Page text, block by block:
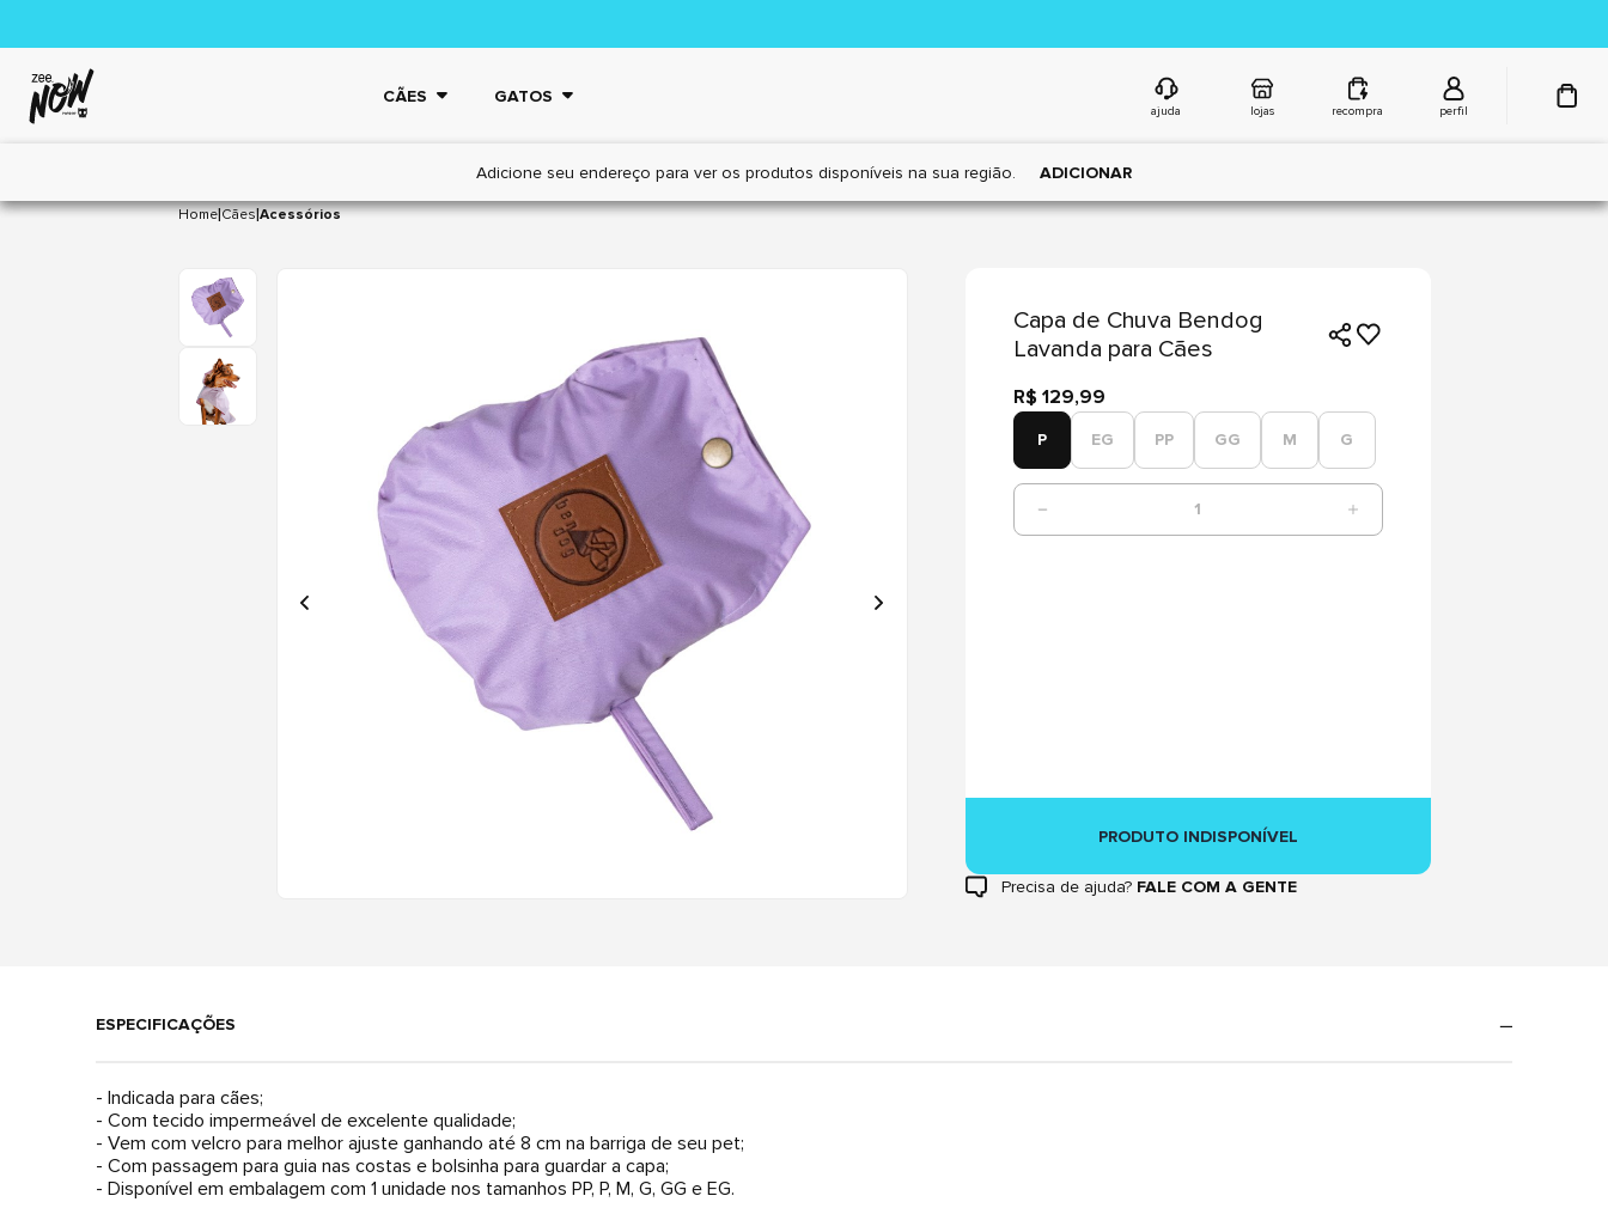
CÃES GATOS
ajuda lojas recompra perfil
Adicione seu endereço para ver os produtos disponíveis na sua região. ADICIONAR
Home|Cães|Acessórios
Capa de Chuva Bendog
Lavanda para Cães
R$ 129,99
P EG PP GG M G
1
PRODUTO INDISPONÍVEL
Precisa de ajuda? FALE COM A GENTE
ESPECIFICAÇÕES
- Indicada para cães;
- Com tecido impermeável de excelente qualidade;
- Vem com velcro para melhor ajuste ganhando até 8 cm na barriga de seu pet;
- Com passagem para guia nas costas e bolsinha para guardar a capa;
- Disponível em embalagem com 1 unidade nos tamanhos PP, P, M, G, GG e EG.